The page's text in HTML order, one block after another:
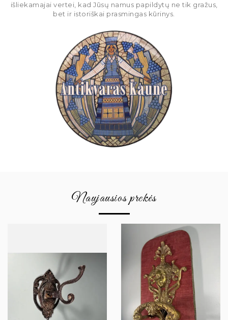
išliekamajai vertei, kad Jūsų namus papildytų ne tik gražus,
bet ir istoriškai prasmingas kūrinys.
Naujausios prekės